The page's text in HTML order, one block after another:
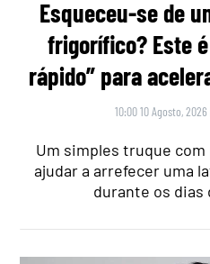
Esqueceu-se de
frigorífico? Este
rápido” para
10:00 10 Agosto, 2026
Um simples truque com
ajudar a arrefecer uma
durante os dias